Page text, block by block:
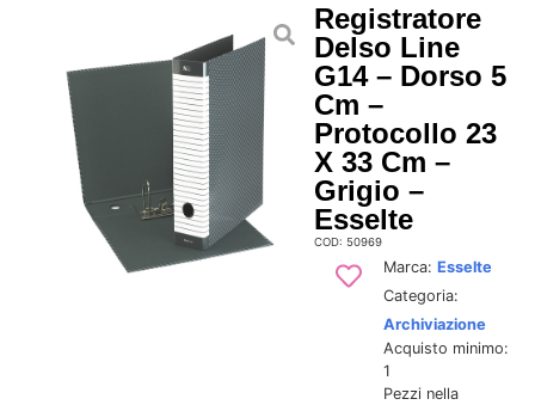
Registratore
Delso Line
G14 – Dorso 5
Cm –
Protocollo 23
X 33 Cm –
Grigio –
Esselte
COD: 50969
Marca: Esselte
Categoria:
Archiviazione
Acquisto minimo:
1
Pezzi nella